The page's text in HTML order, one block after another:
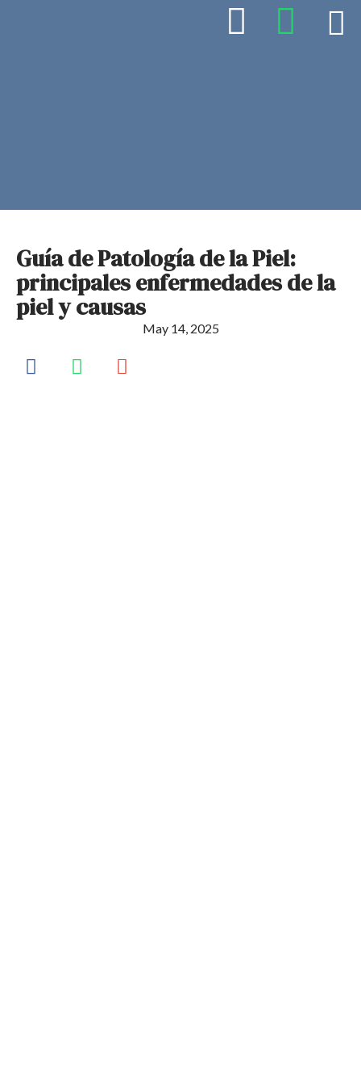
Guía de Patología de la Piel:
principales enfermedades de la
piel y causas
May 14, 2025